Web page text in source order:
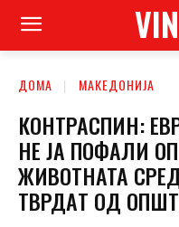
ДОМА МАКЕДОНИЈА
КОНТРАСПИН:
НЕ ЈА ПОФАЛИ
ЖИВОТНАТА
ТВРДAТ ОД